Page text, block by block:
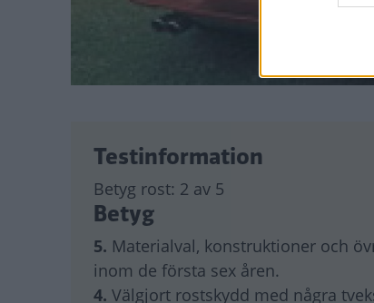
Testinformation
Betyg rost: 2 av 5
Betyg
5. Materialval, konstruktioner och
inom de första sex åren.
4. Välgjort rostskydd med några